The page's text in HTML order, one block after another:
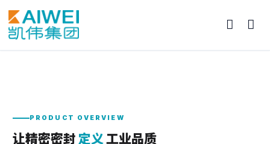
PRODUCT OVERVIEW
让精密密封 定义工业品质